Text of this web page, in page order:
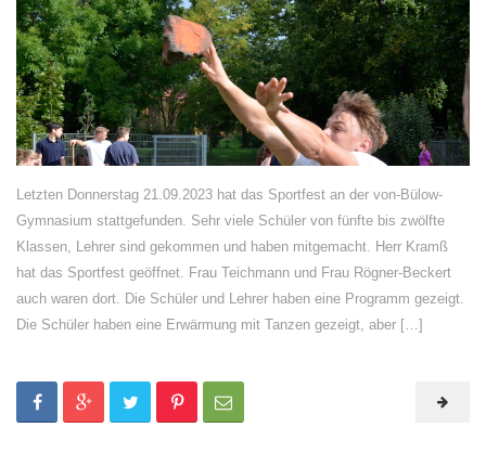
Letzten Donnerstag 21.09.2023 hat das Sportfest an der von-Bülow-
Gymnasium stattgefunden. Sehr viele Schüler von fünfte bis zwölfte
Klassen, Lehrer sind gekommen und haben mitgemacht. Herr Kramß
hat das Sportfest geöffnet. Frau Teichmann und Frau Rögner-Beckert
auch waren dort. Die Schüler und Lehrer haben eine Programm gezeigt.
Die Schüler haben eine Erwärmung mit Tanzen gezeigt, aber […]